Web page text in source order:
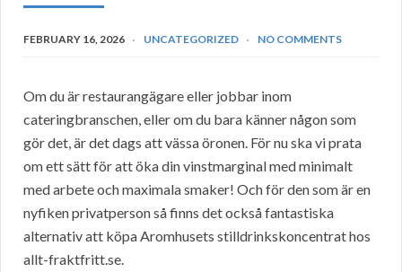
FEBRUARY 16, 2026 UNCATEGORIZED NO COMMENTS
Om du är restaurangägare eller jobbar inom
cateringbranschen, eller om du bara känner någon som
gör det, är det dags att vässa öronen. För nu ska vi prata
om ett sätt för att öka din vinstmarginal med minimalt
med arbete och maximala smaker! Och för den som är en
nyfiken privatperson så finns det också fantastiska
alternativ att köpa Aromhusets stilldrinkskoncentrat hos
allt-fraktfritt.se.